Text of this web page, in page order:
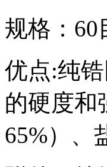
规格： 60
优点:纯
的硬度和
65%）、